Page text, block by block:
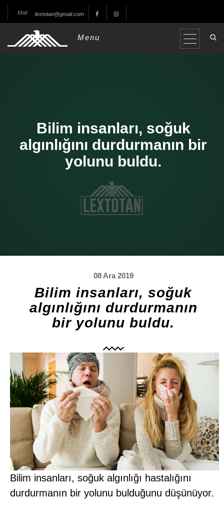
Mail : lextotan@gmail.com
Menu
Bilim insanları, soğuk
algınlığını durdurmanın bir
yolunu buldu.
08 Ara 2019
Bilim insanları, soğuk
algınlığını durdurmanın
bir yolunu buldu.
Bilim insanları, soğuk algınlığı hastalığını
durdurmanın bir yolunu bulduğunu düşünüyor.